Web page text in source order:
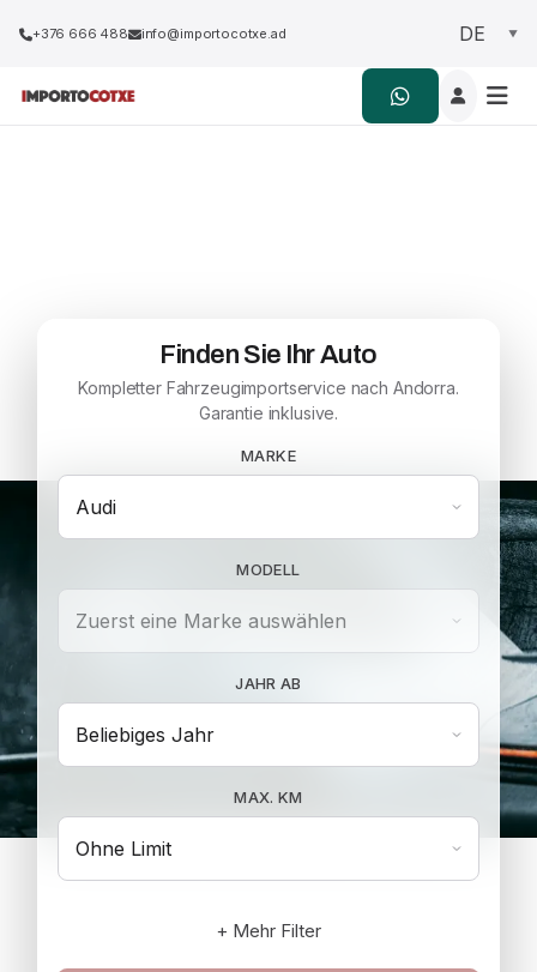
+376 666 488 info@importocotxe.ad
Finden Sie Ihr Auto
Kompletter Fahrzeugimportservice nach Andorra.
Garantie inklusive.
MARKE
MODELL
JAHR AB
MAX. KM
+ Mehr Filter